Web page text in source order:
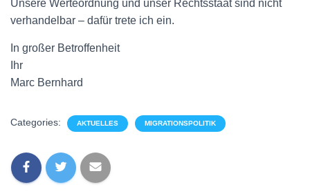
Unsere Werteordnung und unser Rechtsstaat sind nicht
verhandelbar – dafür trete ich ein.
In großer Betroffenheit
Ihr
Marc Bernhard
Categories: AKTUELLES MIGRATIONSPOLITIK